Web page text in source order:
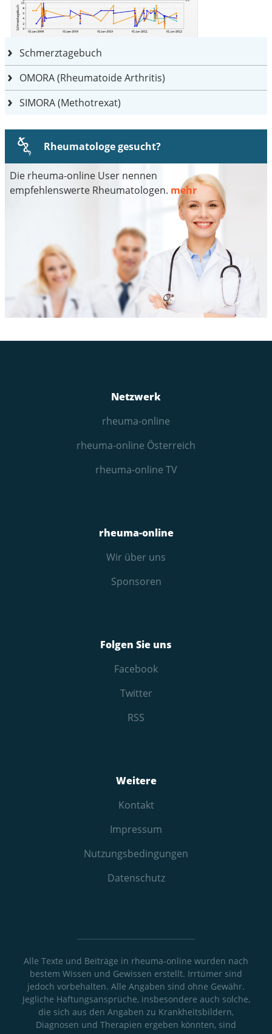
Schmerztagebuch
OMORA (Rheumatoide Arthritis)
SIMORA (Methotrexat)
Rheumatologe gesucht?
Die rheuma-online User nennen
empfehlenswerte Rheumatologen. mehr
Netzwerk
rheuma-online
rheuma-online Österreich
rheuma-online TV
rheuma-online
Wir über uns
Sponsoren
Folgen Sie uns
Facebook
Twitter
RSS
Weitere
Kontakt
Impressum
Nutzungs­bedingungen
Datenschutz
Alle Texte und Beiträge in rheuma-online wurden nach
bestem Wissen und Gewissen erstellt. Irrtümer sind
jedoch vorbehalten. Alle Angaben sind ohne Gewähr.
Jegliche Haftungsansprüche, insbesondere auch solche,
die sich aus den Angaben zu Krankheitsbildern,
Diagnosen und Therapien ergeben könnten, sind